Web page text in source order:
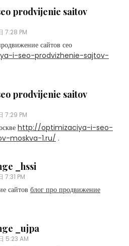
prodvijenie saitov
7:28 PM
сайтов сео
i-seo-prodvizhenie-sajtov-
prodvijenie saitov
7:29 PM
http://optimizaciya-i-seo-
moskva-1.ru/ .
_hssi
7:31 PM
сайтов блог про продвижение
_ujpa
5:23 AM